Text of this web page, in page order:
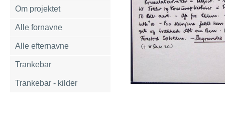
Om projektet
Alle fornavne
Alle efternavne
Trankebar
Trankebar - kilder